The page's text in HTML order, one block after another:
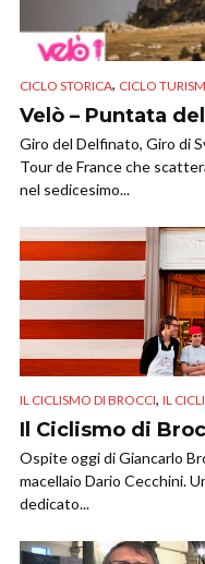
CICLO STORICA, CICLO
Velò – Puntata
Giro del Delfinato, Giro di
Tour de France che
nel sedicesimo...
IL CICLISMO DI BROCCI, IL
Il Ciclismo di
Ospite oggi di Giancarlo
macellaio Dario Cecchini.
dedicato...